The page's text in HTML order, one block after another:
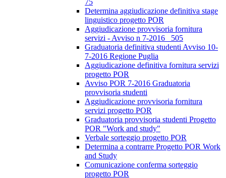
75
Determina aggiudicazione definitiva stage
linguistico progetto POR
Aggiudicazione provvisoria fornitura
servizi - Avviso n 7-2016_ 505
Graduatoria definitiva studenti Avviso 10-
7-2016 Regione Puglia
Aggiudicazione definitiva fornitura servizi
progetto POR
Avviso POR 7-2016 Graduatoria
provvisoria studenti
Aggiudicazione provvisoria fornitura
servizi progetto POR
Graduatoria provvisoria studenti Progetto
POR "Work and study"
Verbale sorteggio progetto POR
Determina a contrarre Progetto POR Work
and Study
Comunicazione conferma sorteggio
progetto POR